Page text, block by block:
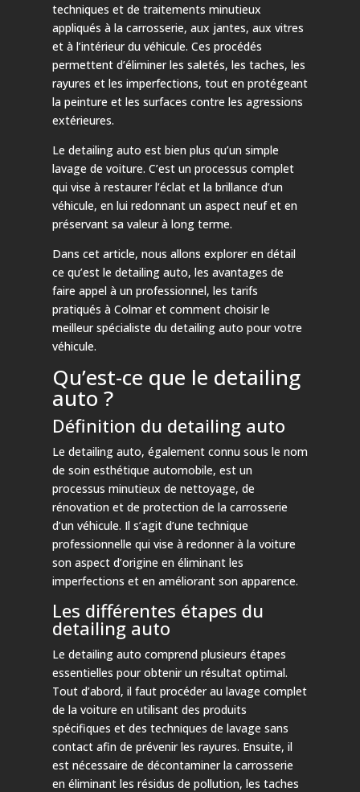
techniques et de traitements minutieux
appliqués à la carrosserie, aux jantes, aux vitres
et à l’intérieur du véhicule. Ces procédés
permettent d’éliminer les saletés, les taches, les
rayures et les imperfections, tout en protégeant
la peinture et les surfaces contre les agressions
extérieures.
Le detailing auto est bien plus qu’un simple
lavage de voiture. C’est un processus complet
qui vise à restaurer l’éclat et la brillance d’un
véhicule, en lui redonnant un aspect neuf et en
préservant sa valeur à long terme.
Dans cet article, nous allons explorer en détail
ce qu’est le detailing auto, les avantages de
faire appel à un professionnel, les tarifs
pratiqués à Colmar et comment choisir le
meilleur spécialiste du detailing auto pour votre
véhicule.
Qu’est-ce que le detailing
auto ?
Définition du detailing auto
Le detailing auto, également connu sous le nom
de soin esthétique automobile, est un
processus minutieux de nettoyage, de
rénovation et de protection de la carrosserie
d’un véhicule. Il s’agit d’une technique
professionnelle qui vise à redonner à la voiture
son aspect d’origine en éliminant les
imperfections et en améliorant son apparence.
Les différentes étapes du
detailing auto
Le detailing auto comprend plusieurs étapes
essentielles pour obtenir un résultat optimal.
Tout d’abord, il faut procéder au lavage complet
de la voiture en utilisant des produits
spécifiques et des techniques de lavage sans
contact afin de prévenir les rayures. Ensuite, il
est nécessaire de décontaminer la carrosserie
en éliminant les résidus de pollution, les taches